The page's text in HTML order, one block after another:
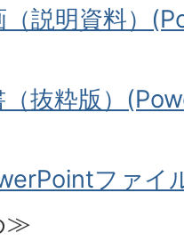
説明資料）
抜粋版）
ファイ
≫